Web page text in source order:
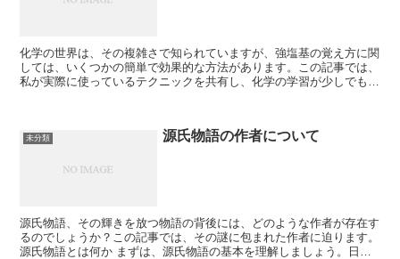
化学の世界は、その複雑さで知られていますが、強塩基の覚え方に関
しては、いくつかの簡単で効果的な方法があります。この記事では、
私が実際に使っているテクニックを共有し、化学の学習が少しでも楽
未分類 源氏物語の作者について
源氏物語、その輝きを放つ物語の背後には、どのような作者が存在す
るのでしょうか？この記事では、その謎に包まれた作者に迫ります。
源氏物語とは何か まずは、源氏物語の基本を理解しましょう。日本